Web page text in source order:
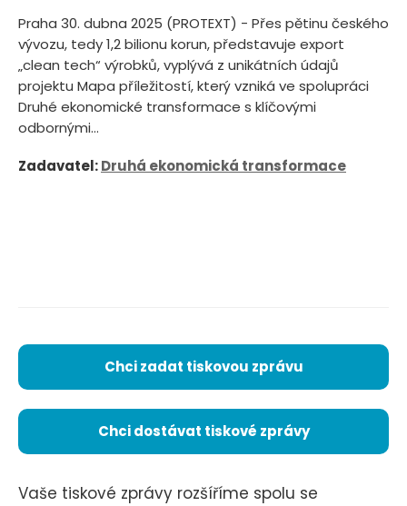
Praha 30. dubna 2025 (PROTEXT) - Přes pětinu českého
vývozu, tedy 1,2 bilionu korun, představuje export
„clean tech“ výrobků, vyplývá z unikátních údajů
projektu Mapa příležitostí, který vzniká ve spolupráci
Druhé ekonomické transformace s klíčovými
odbornými...
Zadavatel:Druhá ekonomická transformace
Chci zadat tiskovou zprávu
Chci dostávat tiskové zprávy
Vaše tiskové zprávy rozšíříme spolu se